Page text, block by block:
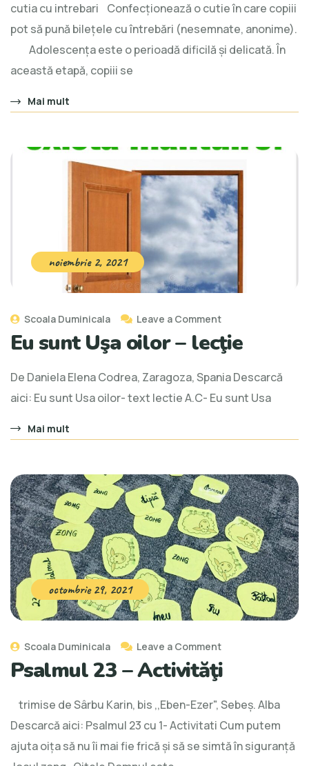
cutia cu intrebari Confecționează o cutie în care copiii
pot să pună bilețele cu întrebări (nesemnate, anonime).
Adolescența este o perioadă dificilă și delicată. În
această etapă, copiii se
Mai mult
noiembrie 2, 2021
Scoala Duminicala Leave a Comment
Eu sunt Uşa oilor – lecţie
De Daniela Elena Codrea, Zaragoza, Spania Descarcă
aici: Eu sunt Usa oilor- text lectie A.C- Eu sunt Usa
Mai mult
octombrie 29, 2021
Scoala Duminicala Leave a Comment
Psalmul 23 – Activităţi
trimise de Sârbu Karin, bis ,,Eben-Ezer", Sebeş. Alba
Descarcă aici: Psalmul 23 cu 1- Activitati Cum putem
ajuta oița să nu îi mai fie frică și să se simtă în siguranță